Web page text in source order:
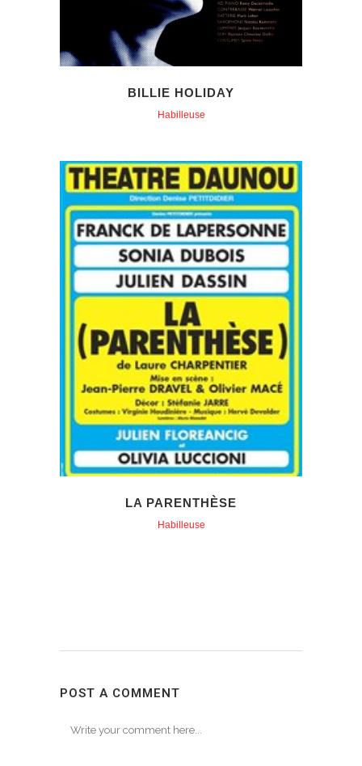
BILLIE HOLIDAY
Habilleuse
LA PARENTHÈSE
Habilleuse
POST A COMMENT